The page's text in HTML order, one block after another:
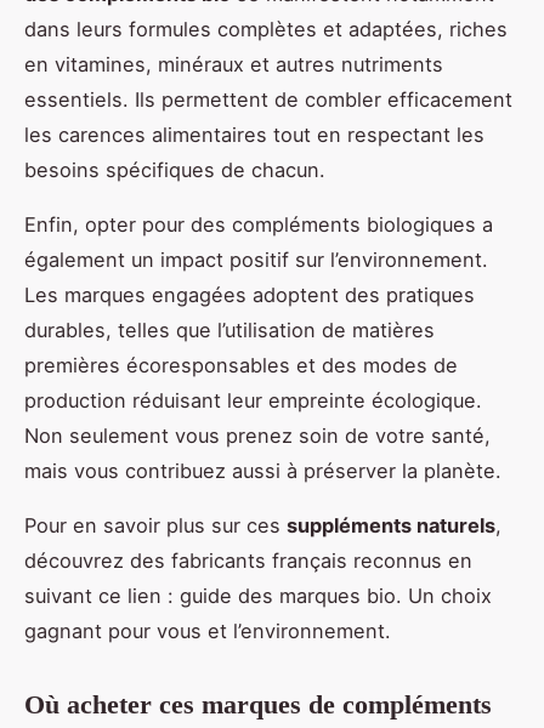
dans leurs formules complètes et adaptées, riches
en vitamines, minéraux et autres nutriments
essentiels. Ils permettent de combler efficacement
les carences alimentaires tout en respectant les
besoins spécifiques de chacun.
Enfin, opter pour des compléments biologiques a
également un impact positif sur l’environnement.
Les marques engagées adoptent des pratiques
durables, telles que l’utilisation de matières
premières écoresponsables et des modes de
production réduisant leur empreinte écologique.
Non seulement vous prenez soin de votre santé,
mais vous contribuez aussi à préserver la planète.
Pour en savoir plus sur ces suppléments naturels,
découvrez des fabricants français reconnus en
suivant ce lien : guide des marques bio. Un choix
gagnant pour vous et l’environnement.
Où acheter ces marques de compléments